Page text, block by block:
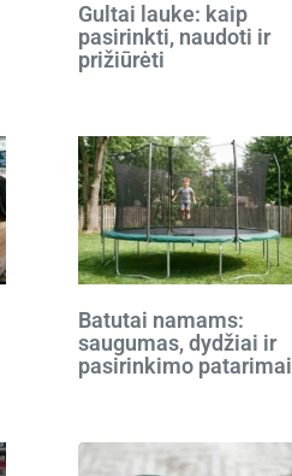
Gultai lauke: kaip
pasirinkti, naudoti ir
prižiūrėti
Batutai namams:
saugumas, dydžiai ir
pasirinkimo patarimai